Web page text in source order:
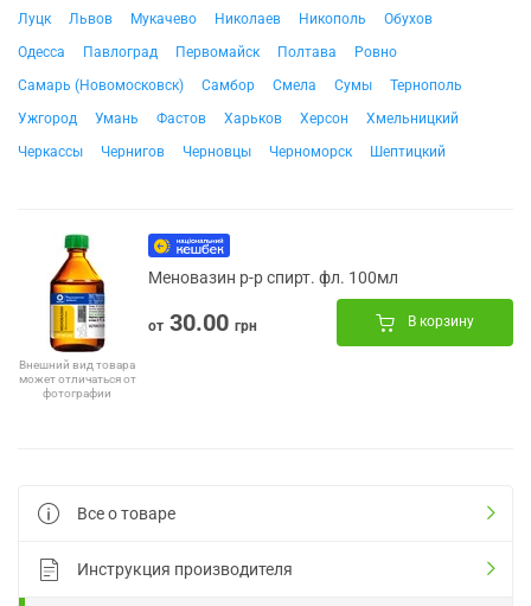
Луцк
Львов Мукачево Николаев Никополь
Обухов
Одесса
Павлоград Первомайск Полтава
Ровно
Самарь (Новомосковск)
Самбор Смела Сумы
Тернополь
Ужгород
Умань Фастов Харьков Херсон
Хмельницкий
Черкассы
Чернигов Черновцы Черноморск Шептицкий
Внешний вид товара
может отличаться от
фотографии
Меновазин р-р спирт. фл. 100мл
от 30.00 грн В корзину
Все о товаре
Инструкция производителя